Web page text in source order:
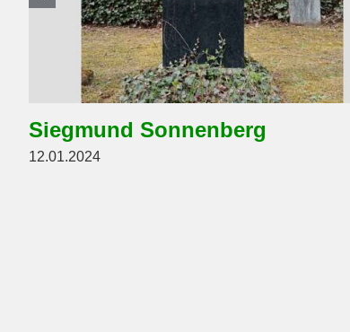
Siegmund Sonnenberg
12.01.2024